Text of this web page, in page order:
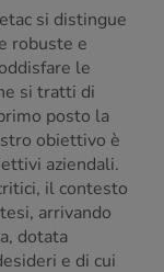
si distingue
robuste e
le
si tratti di
posto la
obiettivo è
aziendali.
il contesto
arrivando
dotata
e di cui